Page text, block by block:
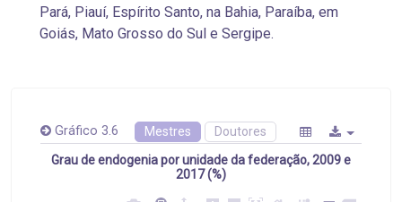
Pará, Piauí, Espírito Santo, na Bahia, Paraíba, em
Goiás, Mato Grosso do Sul e Sergipe.
Gráfico 3.6 Mestres Doutores
Grau de endogenia por unidade da federação, 2009 e
2017 (%)